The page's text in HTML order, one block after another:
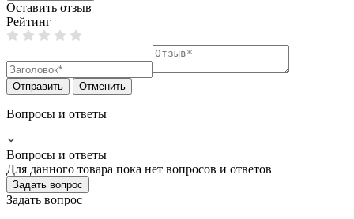
Оставить отзыв
Рейтинг
Отправить Отменить
Вопросы и ответы
Вопросы и ответы
Для данного товара пока нет вопросов и ответов
Задать вопрос
Задать вопрос